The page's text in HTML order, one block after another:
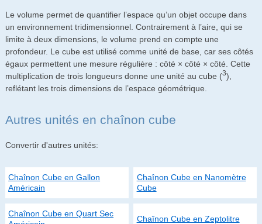
Le volume permet de quantifier l’espace qu’un objet occupe dans
un environnement tridimensionnel. Contrairement à l’aire, qui se
limite à deux dimensions, le volume prend en compte une
profondeur. Le cube est utilisé comme unité de base, car ses côtés
égaux permettent une mesure régulière : côté × côté × côté. Cette
multiplication de trois longueurs donne une unité au cube (3),
reflétant les trois dimensions de l’espace géométrique.
Autres unités en chaînon cube
Convertir d'autres unités:
Chaînon Cube en Gallon
Américain
Chaînon Cube en Nanomètre
Cube
Chaînon Cube en Quart Sec
Chaînon Cube en Zeptolitre